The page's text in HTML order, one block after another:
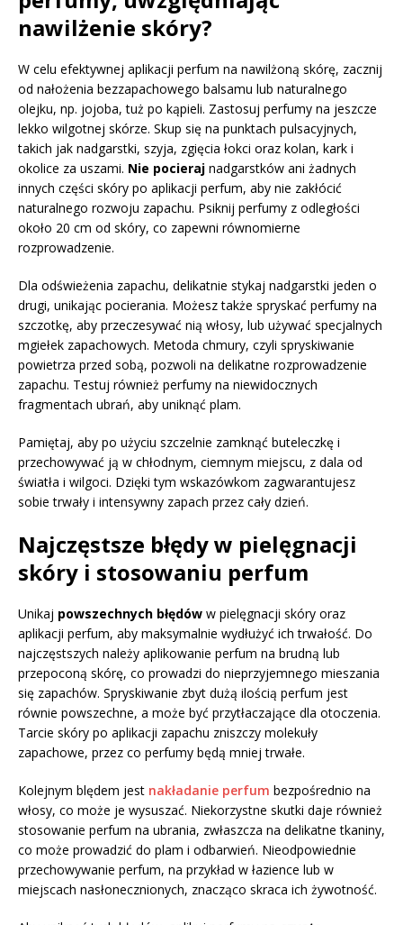
nawilżenie skóry?
W celu efektywnej aplikacji perfum na nawilżoną skórę, zacznij
od nałożenia bezzapachowego balsamu lub naturalnego
olejku, np. jojoba, tuż po kąpieli. Zastosuj perfumy na jeszcze
lekko wilgotnej skórze. Skup się na punktach pulsacyjnych,
takich jak nadgarstki, szyja, zgięcia łokci oraz kolan, kark i
okolice za uszami. Nie pocieraj nadgarstków ani żadnych
innych części skóry po aplikacji perfum, aby nie zakłócić
naturalnego rozwoju zapachu. Psiknij perfumy z odległości
około 20 cm od skóry, co zapewni równomierne
rozprowadzenie.
Dla odświeżenia zapachu, delikatnie stykaj nadgarstki jeden o
drugi, unikając pocierania. Możesz także spryskać perfumy na
szczotkę, aby przeczesywać nią włosy, lub używać specjalnych
mgiełek zapachowych. Metoda chmury, czyli spryskiwanie
powietrza przed sobą, pozwoli na delikatne rozprowadzenie
zapachu. Testuj również perfumy na niewidocznych
fragmentach ubrań, aby uniknąć plam.
Pamiętaj, aby po użyciu szczelnie zamknąć buteleczkę i
przechowywać ją w chłodnym, ciemnym miejscu, z dala od
światła i wilgoci. Dzięki tym wskazówkom zagwarantujesz
sobie trwały i intensywny zapach przez cały dzień.
Najczęstsze błędy w pielęgnacji
skóry i stosowaniu perfum
Unikaj powszechnych błędów w pielęgnacji skóry oraz
aplikacji perfum, aby maksymalnie wydłużyć ich trwałość. Do
najczęstszych należy aplikowanie perfum na brudną lub
przepoconą skórę, co prowadzi do nieprzyjemnego mieszania
się zapachów. Spryskiwanie zbyt dużą ilością perfum jest
równie powszechne, a może być przytłaczające dla otoczenia.
Tarcie skóry po aplikacji zapachu zniszczy molekuły
zapachowe, przez co perfumy będą mniej trwałe.
Kolejnym blędem jest nakładanie perfum bezpośrednio na
włosy, co może je wysuszać. Niekorzystne skutki daje również
stosowanie perfum na ubrania, zwłaszcza na delikatne tkaniny,
co może prowadzić do plam i odbarwień. Nieodpowiednie
przechowywanie perfum, na przykład w łazience lub w
miejscach nasłonecznionych, znacząco skraca ich żywotność.